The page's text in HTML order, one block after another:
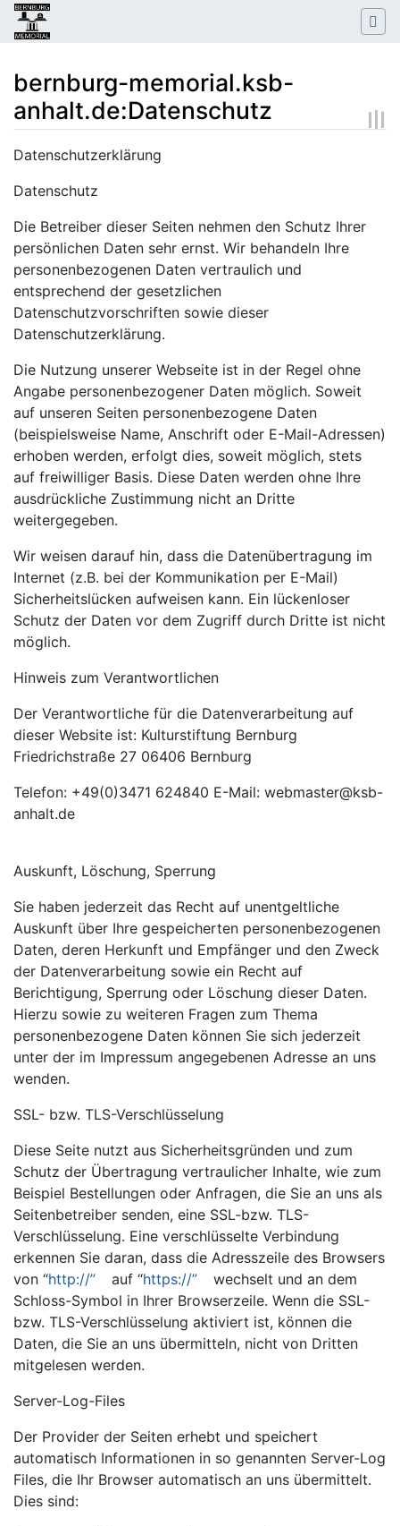
bernburg-memorial.ksb-
anhalt.de:Datenschutz
Wechseln zu:Navigation
Datenschutzerklärung
Datenschutz
Die Betreiber dieser Seiten nehmen den Schutz Ihrer
persönlichen Daten sehr ernst. Wir behandeln Ihre
personenbezogenen Daten vertraulich und
entsprechend der gesetzlichen
Datenschutzvorschriften sowie dieser
Datenschutzerklärung.
Die Nutzung unserer Webseite ist in der Regel ohne
Angabe personenbezogener Daten möglich. Soweit
auf unseren Seiten personenbezogene Daten
(beispielsweise Name, Anschrift oder E-Mail-Adressen)
erhoben werden, erfolgt dies, soweit möglich, stets
auf freiwilliger Basis. Diese Daten werden ohne Ihre
ausdrückliche Zustimmung nicht an Dritte
weitergegeben.
Wir weisen darauf hin, dass die Datenübertragung im
Internet (z.B. bei der Kommunikation per E-Mail)
Sicherheitslücken aufweisen kann. Ein lückenloser
Schutz der Daten vor dem Zugriff durch Dritte ist nicht
möglich.
Hinweis zum Verantwortlichen
Der Verantwortliche für die Datenverarbeitung auf
dieser Website ist: Kulturstiftung Bernburg
Friedrichstraße 27 06406 Bernburg
Telefon: +49(0)3471 624840 E-Mail: webmaster@ksb-
anhalt.de
Auskunft, Löschung, Sperrung
Sie haben jederzeit das Recht auf unentgeltliche
Auskunft über Ihre gespeicherten personenbezogenen
Daten, deren Herkunft und Empfänger und den Zweck
der Datenverarbeitung sowie ein Recht auf
Berichtigung, Sperrung oder Löschung dieser Daten.
Hierzu sowie zu weiteren Fragen zum Thema
personenbezogene Daten können Sie sich jederzeit
unter der im Impressum angegebenen Adresse an uns
wenden.
SSL- bzw. TLS-Verschlüsselung
Diese Seite nutzt aus Sicherheitsgründen und zum
Schutz der Übertragung vertraulicher Inhalte, wie zum
Beispiel Bestellungen oder Anfragen, die Sie an uns als
Seitenbetreiber senden, eine SSL-bzw. TLS-
Verschlüsselung. Eine verschlüsselte Verbindung
erkennen Sie daran, dass die Adresszeile des Browsers
von “http://” auf “https://”
wechselt und an dem
Schloss-Symbol in Ihrer Browserzeile. Wenn die SSL-
bzw. TLS-Verschlüsselung aktiviert ist, können die
Daten, die Sie an uns übermitteln, nicht von Dritten
mitgelesen werden.
Server-Log-Files
Der Provider der Seiten erhebt und speichert
automatisch Informationen in so genannten Server-Log
Files, die Ihr Browser automatisch an uns übermittelt.
Dies sind: